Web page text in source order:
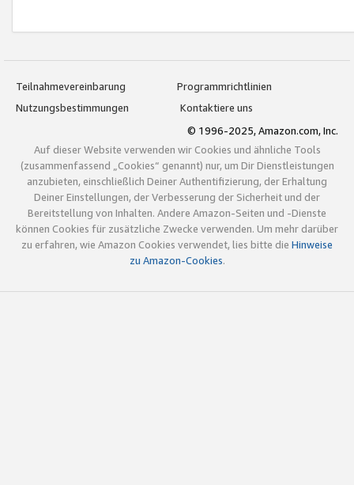
Teilnahmevereinbarung
Programmrichtlinien
Nutzungsbestimmungen
Kontaktiere uns
© 1996-2025, Amazon.com, Inc.
Auf dieser Website verwenden wir Cookies und ähnliche Tools
(zusammenfassend „Cookies“ genannt) nur, um Dir Dienstleistungen
anzubieten, einschließlich Deiner Authentifizierung, der Erhaltung
Deiner Einstellungen, der Verbesserung der Sicherheit und der
Bereitstellung von Inhalten. Andere Amazon-Seiten und -Dienste
können Cookies für zusätzliche Zwecke verwenden. Um mehr darüber
zu erfahren, wie Amazon Cookies verwendet, lies bitte die Hinweise
zu Amazon-Cookies.